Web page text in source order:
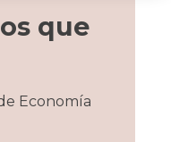
que
Economía